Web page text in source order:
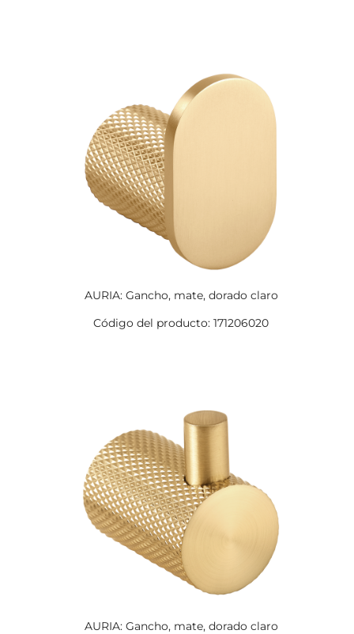
AURIA: Gancho, mate, dorado claro
Código del producto: 171206020
AURIA: Gancho, mate, dorado claro